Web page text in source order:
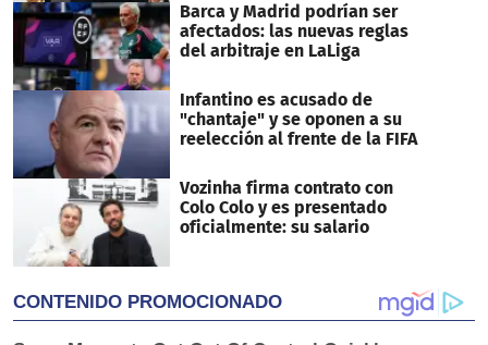
Barca y Madrid podrían ser
afectados: las nuevas reglas
del arbitraje en LaLiga
Infantino es acusado de
"chantaje" y se oponen a su
reelección al frente de la FIFA
Vozinha firma contrato con
Colo Colo y es presentado
oficialmente: su salario